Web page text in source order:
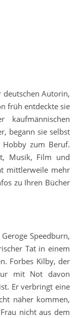
deutschen Autorin,
früh entdeckte sie
begann sie selbst
zum Beruf.
Musik, Film und
mittlerweile mehr
zu Ihren Bücher
Speedburn,
Tat in einem
Forbes Kilby, der
mit Not davon
Er verbringt eine
näher kommen,
nicht aus dem